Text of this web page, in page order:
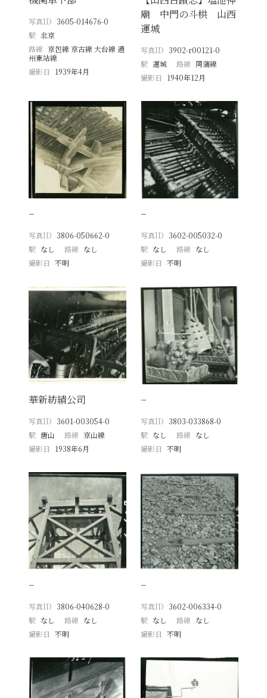
写真ID 3605-014676-0
駅 北京
路線 京包線 京古線 大台線 通
州東站線
撮影日
1939年4月
廟 中門の斗栱 山西
運城
写真ID 3902-r00121-0
駅 運城 路線 同蒲線
撮影日
1940年12月
−
写真ID 3806-050662-0
駅 なし 路線 なし
撮影日
不明
−
写真ID 3602-005032-0
駅 なし 路線 なし
撮影日 不明
華新紡績公司
写真ID 3601-003054-0
駅 唐山 路線 京山線
撮影日
1938年6月
−
写真ID 3803-033868-0
駅 なし 路線 なし
撮影日 不明
−
写真ID 3806-040628-0
駅 なし 路線 なし
撮影日
不明
−
写真ID 3602-006334-0
駅 なし 路線 なし
撮影日 不明